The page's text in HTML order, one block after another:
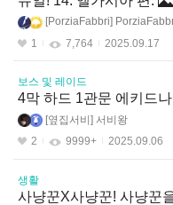
PorziaFabbri
1
7,764 2025.09.17
보스 및 레이드
4막 하드 1관문 에키드
옆집서비
서비왕
2
9999+ 2025.09.06
생활
사냥꾼X사냥꾼! 사냥꾼